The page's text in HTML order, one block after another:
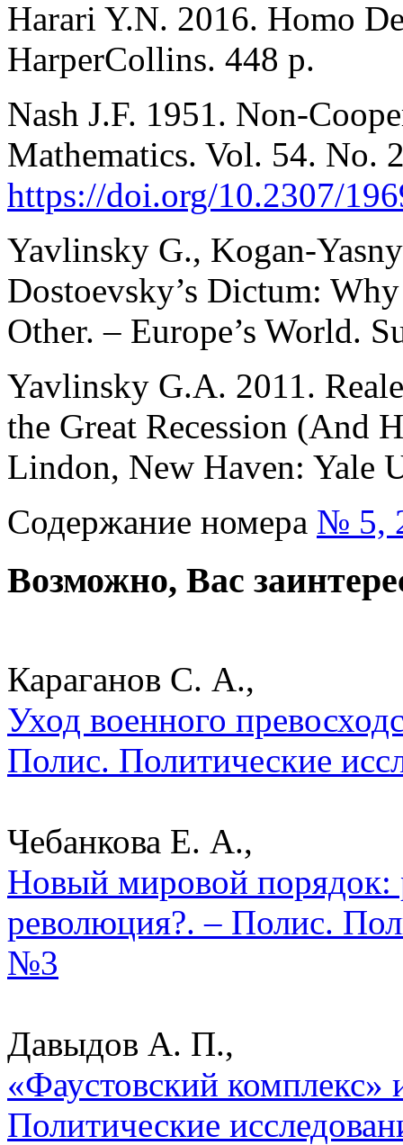
Harari Y.N. 2016. Homo
HarperCollins. 448 p.
Nash J.F. 1951. Non-
Mathematics. Vol. 54. No.
https://doi.org/10.2307/
Yavlinsky G., Kogan-
Dostoevsky’s Dictum:
Other. – Europe’s World.
Yavlinsky G.A. 2011.
the Great Recession (And
Lindon, New Haven: Yale
Содержание номера № 5,
Возможно, Вас
Караганов С. А.,
Уход военного
Полис. Политические
Чебанкова Е. А.,
Новый мировой порядок:
революция?. – Полис.
№3
Давыдов А. П.,
«Фаустовский комплекс»
Политические